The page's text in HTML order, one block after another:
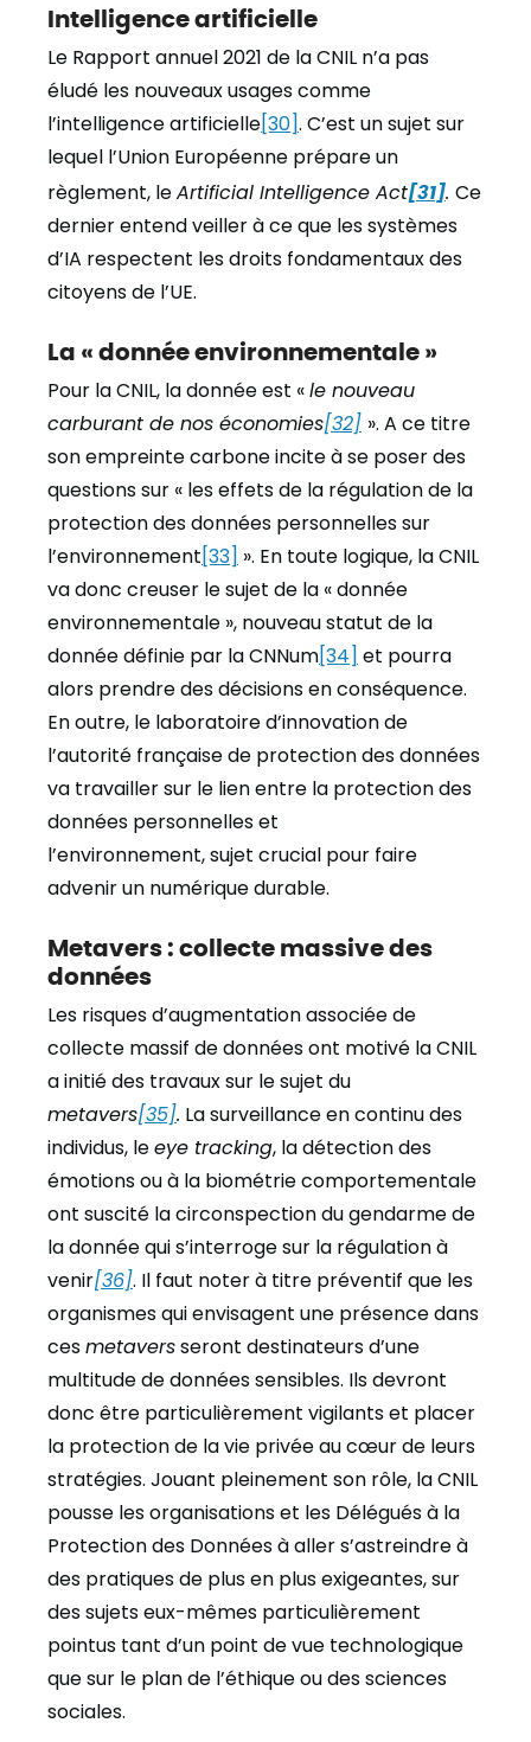
Intelligence artificielle
Le Rapport annuel 2021 de la CNIL n’a pas
éludé les nouveaux usages comme
l’intelligence artificielle[30]. C’est un sujet sur
lequel l’Union Européenne prépare un
règlement, leArtificial Intelligence Act[31]. Ce
dernier entend veiller à ce que les systèmes
d’IA respectent les droits fondamentaux des
citoyens de l’UE.
La « donnée environnementale »
Pour la CNIL, la donnée est «le nouveau
carburant de nos économies[32] ». A ce titre
son empreinte carbone incite à se poser des
questions sur « les effets de la régulation de la
protection des données personnelles sur
l’environnement[33] ». En toute logique, la CNIL
va donc creuser le sujet de la « donnée
environnementale », nouveau statut de la
donnée définie par la CNNum[34] et pourra
alors prendre des décisions en conséquence.
En outre, le laboratoire d’innovation de
l’autorité française de protection des données
va travailler sur le lien entre la protection des
données personnelles et
l’environnement, sujet crucial pour faire
advenir un numérique durable.
Metavers : collecte massive des
données
Les risques d’augmentation associée de
collecte massif de données ont motivé la CNIL
a initié des travaux sur le sujet du
metavers[35]. La surveillance en continu des
individus, leeye tracking, la détection des
émotions ou à la biométrie comportementale
ont suscité la circonspection du gendarme de
la donnée qui s’interroge sur la régulation à
venir[36]. Il faut noter à titre préventif que les
organismes qui envisagent une présence dans
cesmetaversseront destinateurs d’une
multitude de données sensibles. Ils devront
donc être particulièrement vigilants et placer
la protection de la vie privée au cœur de leurs
stratégies. Jouant pleinement son rôle, la CNIL
pousse les organisations et les Délégués à la
Protection des Données à aller s’astreindre à
des pratiques de plus en plus exigeantes, sur
des sujets eux-mêmes particulièrement
pointus tant d’un point de vue technologique
que sur le plan de l’éthique ou des sciences
sociales.